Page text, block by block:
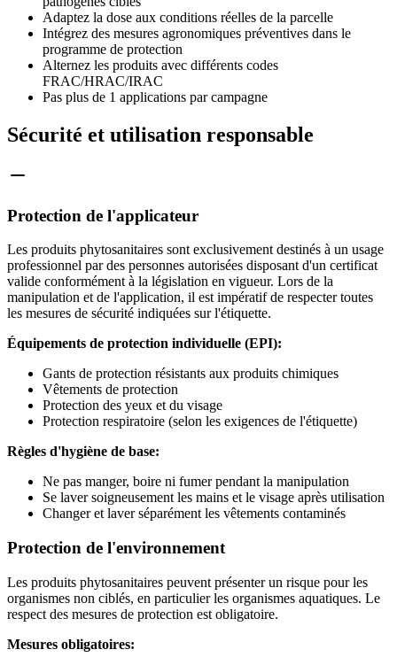
Adaptez la dose aux conditions réelles de la parcelle
Intégrez des mesures agronomiques préventives dans le
programme de protection
Alternez les produits avec différents codes
FRAC/HRAC/IRAC
Pas plus de 1 applications par campagne
Sécurité et utilisation responsable
Protection de l'applicateur
Les produits phytosanitaires sont exclusivement destinés à un usage
professionnel par des personnes autorisées disposant d'un certificat
valide conformément à la législation en vigueur. Lors de la
manipulation et de l'application, il est impératif de respecter toutes
les mesures de sécurité indiquées sur l'étiquette.
Équipements de protection individuelle (EPI):
Gants de protection résistants aux produits chimiques
Vêtements de protection
Protection des yeux et du visage
Protection respiratoire (selon les exigences de l'étiquette)
Règles d'hygiène de base:
Ne pas manger, boire ni fumer pendant la manipulation
Se laver soigneusement les mains et le visage après utilisation
Changer et laver séparément les vêtements contaminés
Protection de l'environnement
Les produits phytosanitaires peuvent présenter un risque pour les
organismes non ciblés, en particulier les organismes aquatiques. Le
respect des mesures de protection est obligatoire.
Mesures obligatoires: